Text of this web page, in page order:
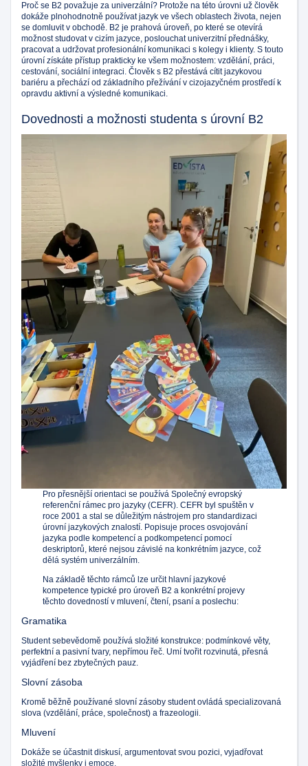
Proč se B2 považuje za univerzální? Protože na této úrovni už člověk
dokáže plnohodnotně používat jazyk ve všech oblastech života, nejen
se domluvit v obchodě. B2 je prahová úroveň, po které se otevírá
možnost studovat v cizím jazyce, poslouchat univerzitní přednášky,
pracovat a udržovat profesionální komunikaci s kolegy i klienty. S touto
úrovní získáte přístup prakticky ke všem možnostem: vzdělání, práci,
cestování, sociální integraci. Člověk s B2 přestává cítit jazykovou
bariéru a přechází od základního přežívání v cizojazyčném prostředí k
opravdu aktivní a výsledné komunikaci.
Dovednosti a možnosti studenta s úrovní B2
Pro přesnější orientaci se používá Společný evropský
referenční rámec pro jazyky (CEFR). CEFR byl spuštěn v
roce 2001 a stal se důležitým nástrojem pro standardizaci
úrovní jazykových znalostí. Popisuje proces osvojování
jazyka podle kompetencí a podkompetencí pomocí
deskriptorů, které nejsou závislé na konkrétním jazyce, což
dělá systém univerzálním.
Na základě těchto rámců lze určit hlavní jazykové
kompetence typické pro úroveň B2 a konkrétní projevy
těchto dovedností v mluvení, čtení, psaní a poslechu:
Gramatika
Student sebevědomě používá složité konstrukce: podmínkové věty,
perfektní a pasivní tvary, nepřímou řeč. Umí tvořit rozvinutá, přesná
vyjádření bez zbytečných pauz.
Slovní zásoba
Kromě běžně používané slovní zásoby student ovládá specializovaná
slova (vzdělání, práce, společnost) a frazeologii.
Mluvení
Dokáže se účastnit diskusí, argumentovat svou pozici, vyjadřovat
složité myšlenky i emoce.